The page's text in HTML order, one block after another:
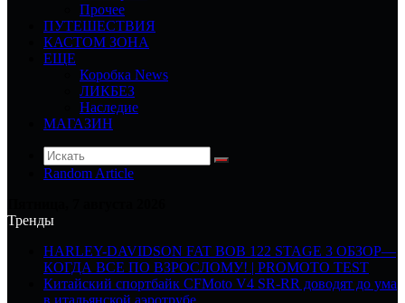
Прочее
ПУТЕШЕСТВИЯ
КАСТОМ ЗОНА
ЕЩЕ
Коробка News
ЛИКБЕЗ
Наследие
МАГАЗИН
Random Article
Тренды
HARLEY-DAVIDSON FAT BOB 122 STAGE 3 ОБЗОР—
КОГДА ВСЕ ПО ВЗРОСЛОМУ! | PROMOTO TEST
Китайский спортбайк CFMoto V4 SR-RR доводят до ума
в итальянской аэротрубе